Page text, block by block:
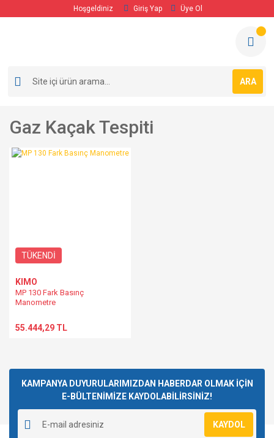
Hoşgeldiniz Giriş Yap Üye Ol
ARA
Gaz Kaçak Tespiti
TÜKENDİ
KIMO
MP 130 Fark Basınç
Manometre
55.444,29 TL
KAMPANYA DUYURULARIMIZDAN HABERDAR OLMAK İÇİN
E-BÜLTENİMİZE KAYDOLABİLİRSİNİZ!
KAYDOL